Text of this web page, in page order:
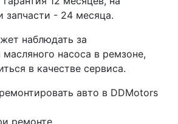
- 24 месяца.
наблюдать за
насоса в ремзоне,
в качестве сервиса.
авто в DDMotors
ремонте